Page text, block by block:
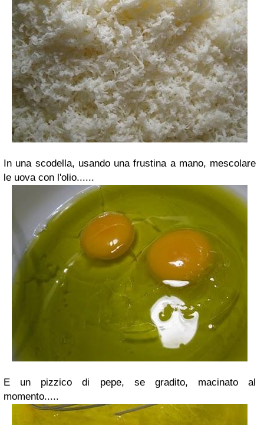
In una scodella, usando una frustina a mano, mescolare
le uova con l'olio......
E un pizzico di pepe, se gradito, macinato al
momento.....